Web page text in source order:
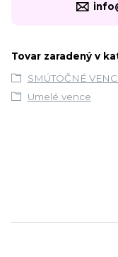
Tovar zaradený v
SMÚTOČNÉ
Umelé vence